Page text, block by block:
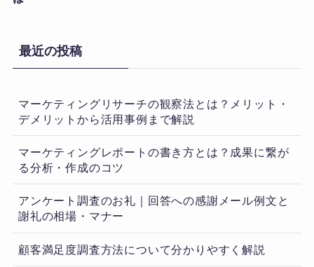
最近の投稿
マーケティングリサーチの観察法とは？メリット・
デメリットから活用事例まで解説
マーケティングレポートの書き方とは？成果に繋が
る分析・作成のコツ
アンケート調査のお礼｜回答への感謝メール例文と
謝礼の相場・マナー
顧客満足度調査方法について分かりやすく解説